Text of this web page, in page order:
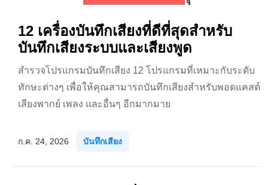
12 เครื่องบันทึกเสียงที่ดีที่สุดสำหรับ
บันทึกเสียงระบบและเสียงพูด
สำรวจโปรแกรมบันทึกเสียง 12 โปรแกรมที่เหมาะกับระดับ
ทักษะต่างๆ เพื่อให้คุณสามารถบันทึกเสียงสำหรับพอดแคสต์
เสียงพากย์ เพลง และอื่นๆ อีกมากมาย
ก.ค. 24, 2026 บันทึกเสียง